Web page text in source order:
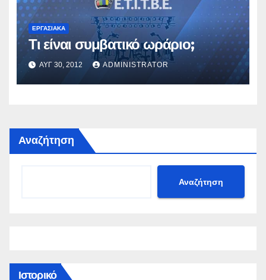
ΕΡΓΑΣΙΑΚΆ
Τι είναι συμβατικό ωράριο;
ΑΥΓ 30, 2012 ADMINISTRATOR
Αναζήτηση
Αναζήτηση
Ιστορικό